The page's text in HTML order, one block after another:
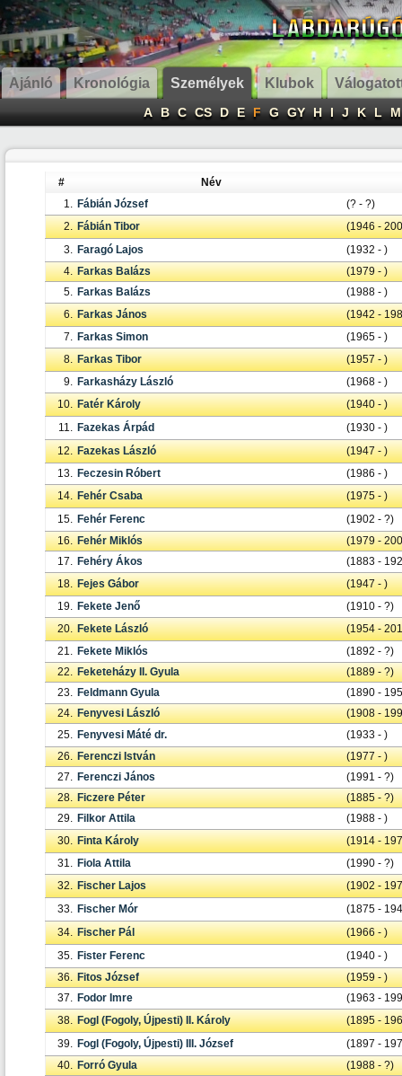
Ajánló Kronológia Személyek Klubok
A B C CS D E F G GY H I J K L M
#
Név
1. Fábián József
(? - ?)
2. Fábián Tibor
(1946 -
3. Faragó Lajos
(1932 - )
4. Farkas Balázs
(1979 - )
5. Farkas Balázs
(1988 - )
6. Farkas János
(1942 -
7. Farkas Simon
(1965 - )
8. Farkas Tibor
(1957 - )
9. Farkasházy László
(1968 - )
10. Fatér Károly
(1940 - )
11. Fazekas Árpád
(1930 - )
12. Fazekas László
(1947 - )
13. Feczesin Róbert
(1986 - )
14. Fehér Csaba
(1975 - )
15. Fehér Ferenc
(1902 - ?)
16. Fehér Miklós
(1979 -
17. Fehéry Ákos
(1883 -
18. Fejes Gábor
(1947 - )
19. Fekete Jenő
(1910 - ?)
20. Fekete László
(1954 -
21. Fekete Miklós
(1892 - ?)
22. Feketeházy II. Gyula
(1889 - ?)
23. Feldmann Gyula
(1890 -
24. Fenyvesi László
(1908 -
25. Fenyvesi Máté dr.
(1933 - )
26. Ferenczi István
(1977 - )
27. Ferenczi János
(1991 - ?)
28. Ficzere Péter
(1885 - ?)
29. Filkor Attila
(1988 - )
30. Finta Károly
(1914 -
31. Fiola Attila
(1990 - ?)
32. Fischer Lajos
(1902 -
33. Fischer Mór
(1875 -
34. Fischer Pál
(1966 - )
35. Fister Ferenc
(1940 - )
36. Fitos József
(1959 - )
37. Fodor Imre
(1963 -
38. Fogl (Fogoly, Újpesti) II. Károly
(1895 -
39. Fogl (Fogoly, Újpesti) III. József
(1897 -
40. Forró Gyula
(1988 - ?)